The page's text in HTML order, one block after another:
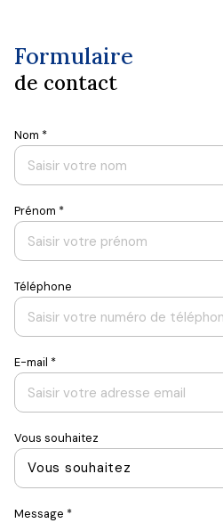
Formulaire
de contact
Nom *
Prénom *
Téléphone
E-mail *
Vous souhaitez
Vous souhaitez
Message *